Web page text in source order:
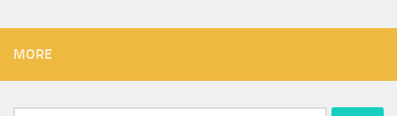
MORE